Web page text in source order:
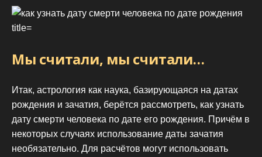
Мы считали, мы считали…
Итак, астрология как наука, базирующаяся на датах
рождения и зачатия, берётся рассмотреть, как узнать
дату смерти человека по дате его рождения. Причём в
некоторых случаях использование даты зачатия
необязательно. Для расчётов могут использовать